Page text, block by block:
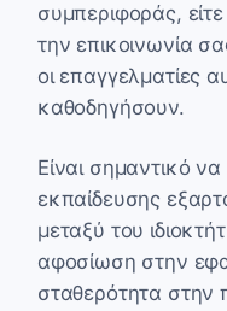
συμπεριφοράς,
την επικοινωνία
οι επαγγελματίες
καθοδηγήσουν.
Είναι σημαντικό να
εκπαίδευσης
μεταξύ του
αφοσίωση στην
σταθερότητα στην